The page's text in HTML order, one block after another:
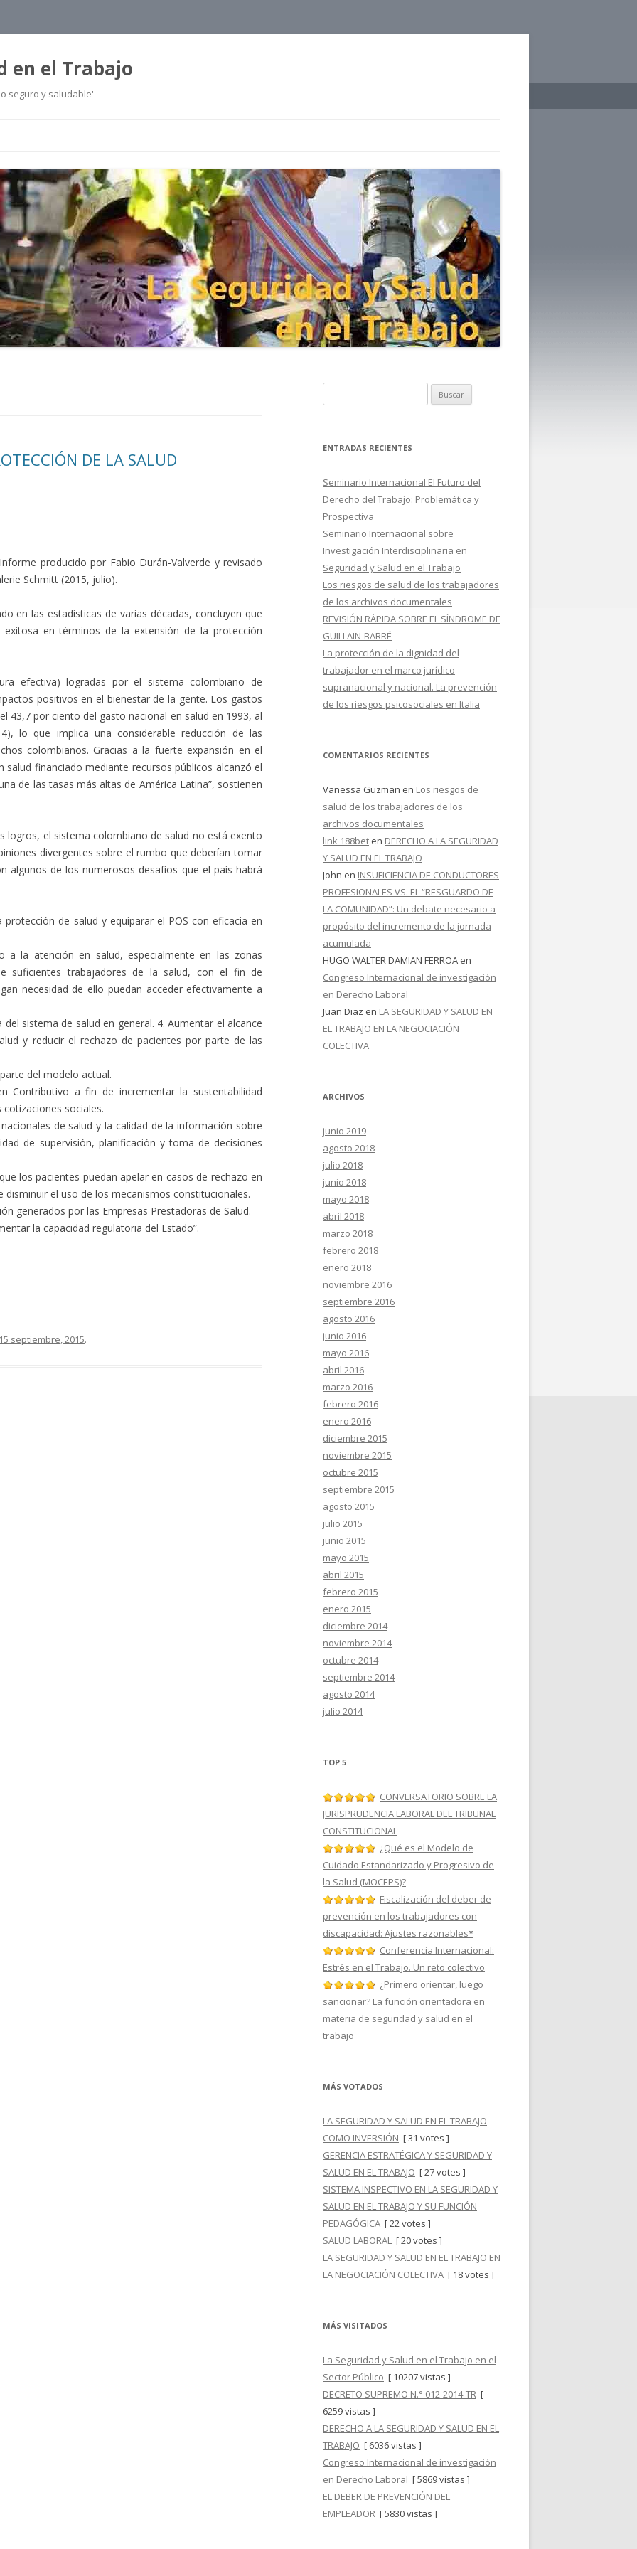
en el Trabajo
seguro y saludable'
DE LA SALUD
producido por Fabio Durán-Valverde y revisado
Schmitt (2015, julio).
en las estadísticas de varias décadas, concluyen que
exitosa en términos de la extensión de la protección
efectiva) logradas por el sistema colombiano de
positivos en el bienestar de la gente. Los gastos
43,7 por ciento del gasto nacional en salud en 1993, al
lo que implica una considerable reducción de las
colombianos. Gracias a la fuerte expansión en el
financiado mediante recursos públicos alcanzó el
de las tasas más altas de América Latina”, sostienen
logros, el sistema colombiano de salud no está exento
divergentes sobre el rumbo que deberían tomar
algunos de los numerosos desafíos que el país habrá
protección de salud y equiparar el POS con eficacia en
a la atención en salud, especialmente en las zonas
suficientes trabajadores de la salud, con el fin de
necesidad de ello puedan acceder efectivamente a
sistema de salud en general. 4. Aumentar el alcance
y reducir el rechazo de pacientes por parte de las
del modelo actual.
Contributivo a fin de incrementar la sustentabilidad
sociales.
de salud y la calidad de la información sobre
de supervisión, planificación y toma de decisiones
los pacientes puedan apelar en casos de rechazo en
disminuir el uso de los mecanismos constitucionales.
generados por las Empresas Prestadoras de Salud.
la capacidad regulatoria del Estado”.
15 septiembre, 2015.
u
c
r
:
ENTRADAS RECIENTES
Seminario Internacional El Futuro del
Derecho del Trabajo: Problemática y
Prospectiva
Seminario Internacional sobre
Investigación Interdisciplinaria en
Seguridad y Salud en el Trabajo
Los riesgos de salud de los trabajadores
de los archivos documentales
REVISIÓN RÁPIDA SOBRE EL SÍNDROME DE
GUILLAIN-BARRÉ
La protección de la dignidad del
trabajador en el marco jurídico
supranacional y nacional. La prevención
de los riesgos psicosociales en Italia
COMENTARIOS RECIENTES
Vanessa Guzman en Los riesgos de
salud de los trabajadores de los
archivos documentales
link 188bet en DERECHO A LA SEGURIDAD
Y SALUD EN EL TRABAJO
John en INSUFICIENCIA DE CONDUCTORES
PROFESIONALES VS. EL “RESGUARDO DE
LA COMUNIDAD”: Un debate necesario a
propósito del incremento de la jornada
acumulada
HUGO WALTER DAMIAN FERROA en
Congreso Internacional de investigación
en Derecho Laboral
Juan Diaz en LA SEGURIDAD Y SALUD EN
EL TRABAJO EN LA NEGOCIACIÓN
COLECTIVA
ARCHIVOS
junio 2019
agosto 2018
julio 2018
junio 2018
mayo 2018
abril 2018
marzo 2018
febrero 2018
enero 2018
noviembre 2016
septiembre 2016
agosto 2016
junio 2016
mayo 2016
abril 2016
marzo 2016
febrero 2016
enero 2016
diciembre 2015
noviembre 2015
octubre 2015
septiembre 2015
agosto 2015
julio 2015
junio 2015
mayo 2015
abril 2015
febrero 2015
enero 2015
diciembre 2014
noviembre 2014
octubre 2014
septiembre 2014
agosto 2014
julio 2014
TOP 5
CONVERSATORIO SOBRE LA
JURISPRUDENCIA LABORAL DEL TRIBUNAL
CONSTITUCIONAL
¿Qué es el Modelo de
Cuidado Estandarizado y Progresivo de
la Salud (MOCEPS)?
Fiscalización del deber de
prevención en los trabajadores con
discapacidad: Ajustes razonables*
Conferencia Internacional:
Estrés en el Trabajo. Un reto colectivo
¿Primero orientar, luego
sancionar? La función orientadora en
materia de seguridad y salud en el
trabajo
MÁS VOTADOS
LA SEGURIDAD Y SALUD EN EL TRABAJO
COMO INVERSIÓN [ 31 votes ]
GERENCIA ESTRATÉGICA Y SEGURIDAD Y
SALUD EN EL TRABAJO [ 27 votes ]
SISTEMA INSPECTIVO EN LA SEGURIDAD Y
SALUD EN EL TRABAJO Y SU FUNCIÓN
PEDAGÓGICA [ 22 votes ]
SALUD LABORAL [ 20 votes ]
LA SEGURIDAD Y SALUD EN EL TRABAJO EN
LA NEGOCIACIÓN COLECTIVA [ 18 votes ]
MÁS VISITADOS
La Seguridad y Salud en el Trabajo en el
Sector Público [ 10207 vistas ]
DECRETO SUPREMO N.° 012-2014-TR [
6259 vistas ]
DERECHO A LA SEGURIDAD Y SALUD EN EL
TRABAJO [ 6036 vistas ]
Congreso Internacional de investigación
en Derecho Laboral [ 5869 vistas ]
EL DEBER DE PREVENCIÓN DEL
EMPLEADOR [ 5830 vistas ]